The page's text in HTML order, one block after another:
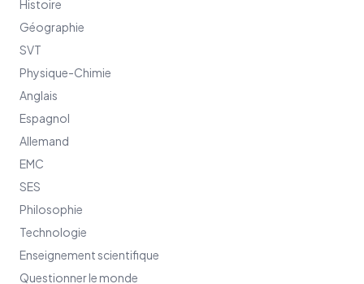
Histoire
Géographie
SVT
Physique-Chimie
Anglais
Espagnol
Allemand
EMC
SES
Philosophie
Technologie
Enseignement scientifique
Questionner le monde